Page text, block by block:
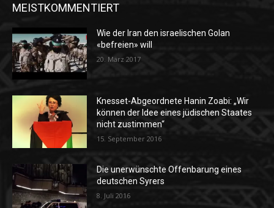
MEISTKOMMENTIERT
Wie der Iran den israelischen Golan
«befreien» will
20. März 2017
Knesset-Abgeordnete Hanin Zoabi: „Wir
können der Idee eines jüdischen Staates
nicht zustimmen“
15. September 2016
Die unerwünschte Offenbarung eines
deutschen Syrers
8. Juli 2016